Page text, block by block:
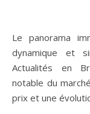
Le panorama immobilier breton traverse une période
dynamique et
Actualités en
notable du
prix et une